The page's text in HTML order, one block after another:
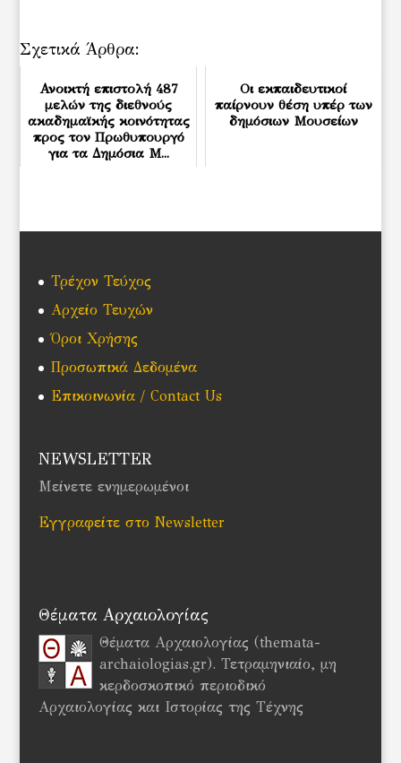
Σχετικά Άρθρα:
Ανοικτή επιστολή 487
μελών της διεθνούς
ακαδημαϊκής κοινότητας
προς τον Πρωθυπουργό
για τα Δημόσια Μ...
Οι εκπαιδευτικοί
παίρνουν θέση υπέρ των
δημόσιων Μουσείων
Τρέχον Τεύχος
Αρχείο Τευχών
Όροι Χρήσης
Προσωπικά Δεδομένα
Επικοινωνία / Contact Us
NEWSLETTER
Μείνετε ενημερωμένοι
Εγγραφείτε στο Newsletter
Θέματα Αρχαιολογίας
Θέματα Αρχαιολογίας (themata-
archaiologias.gr). Τετραμηνιαίο, μη
κερδοσκοπικό περιοδικό
Αρχαιολογίας και Ιστορίας της Τέχνης